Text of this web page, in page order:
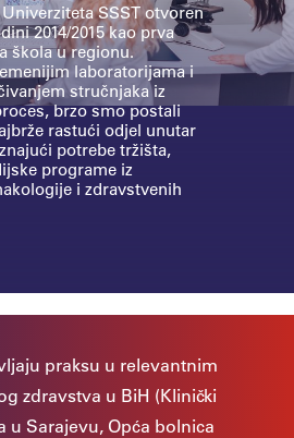
SSST otvoren
2014/2015 kao prva
škola u regionu.
laboratorijama i
stručnjaka iz
brzo smo postali
rastući odjel unutar
potrebe tržišta,
programe iz
i zdravstvenih
praksu u relevantnim
zdravstva u BiH (Klinički
u Sarajevu, Opća bolnica